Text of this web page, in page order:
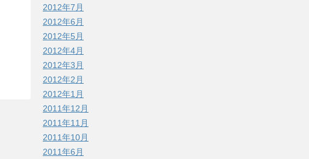
2012年7月
2012年6月
2012年5月
2012年4月
2012年3月
2012年2月
2012年1月
2011年12月
2011年11月
2011年10月
2011年6月